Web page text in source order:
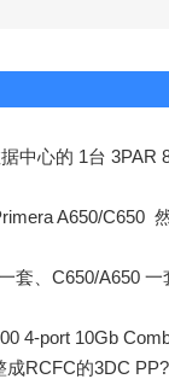
中心的 1台 3PAR
A650/C650
套、C650/A650
4-port 10Gb
RCFC的3DC